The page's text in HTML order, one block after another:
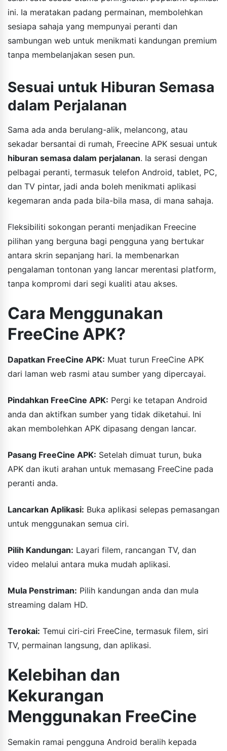
ini. Ia meratakan padang permainan, membolehkan
sesiapa sahaja yang mempunyai peranti dan
sambungan web untuk menikmati kandungan premium
tanpa membelanjakan sesen pun.
Sesuai untuk Hiburan Semasa
dalam Perjalanan
Sama ada anda berulang-alik, melancong, atau
sekadar bersantai di rumah, Freecine APK sesuai untuk
hiburan semasa dalam perjalanan. Ia serasi dengan
pelbagai peranti, termasuk telefon Android, tablet, PC,
dan TV pintar, jadi anda boleh menikmati aplikasi
kegemaran anda pada bila-bila masa, di mana sahaja.
Fleksibiliti sokongan peranti menjadikan Freecine
pilihan yang berguna bagi pengguna yang bertukar
antara skrin sepanjang hari. Ia membenarkan
pengalaman tontonan yang lancar merentasi platform,
tanpa kompromi dari segi kualiti atau akses.
Cara Menggunakan
FreeCine APK?
Dapatkan FreeCine APK: Muat turun FreeCine APK
dari laman web rasmi atau sumber yang dipercayai.
Pindahkan FreeCine APK: Pergi ke tetapan Android
anda dan aktifkan sumber yang tidak diketahui. Ini
akan membolehkan APK dipasang dengan lancar.
Pasang FreeCine APK: Setelah dimuat turun, buka
APK dan ikuti arahan untuk memasang FreeCine pada
peranti anda.
Lancarkan Aplikasi: Buka aplikasi selepas pemasangan
untuk menggunakan semua ciri.
Pilih Kandungan: Layari filem, rancangan TV, dan
video melalui antara muka mudah aplikasi.
Mula Penstriman: Pilih kandungan anda dan mula
streaming dalam HD.
Terokai: Temui ciri-ciri FreeCine, termasuk filem, siri
TV, permainan langsung, dan aplikasi.
Kelebihan dan
Kekurangan
Menggunakan FreeCine
Semakin ramai pengguna Android beralih kepada